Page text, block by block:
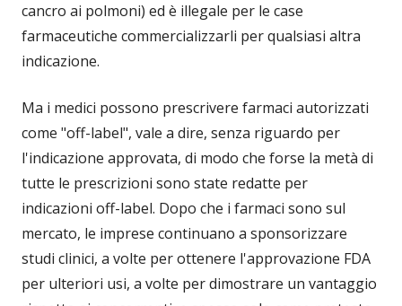
cancro ai polmoni) ed è illegale per le case
farmaceutiche commercializzarli per qualsiasi altra
indicazione.
Ma i medici possono prescrivere farmaci autorizzati
come "off-label", vale a dire, senza riguardo per
l'indicazione approvata, di modo che forse la metà di
tutte le prescrizioni sono state redatte per
indicazioni off-label. Dopo che i farmaci sono sul
mercato, le imprese continuano a sponsorizzare
studi clinici, a volte per ottenere l'approvazione FDA
per ulteriori usi, a volte per dimostrare un vantaggio